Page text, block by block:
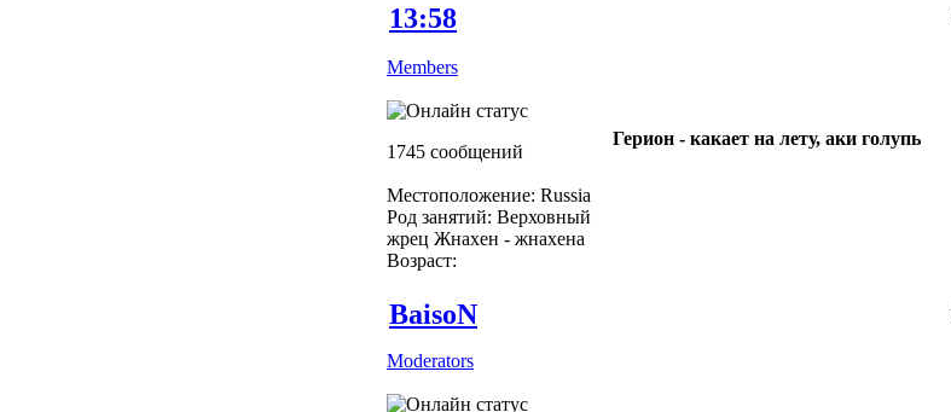
13:58
Members
1745 сообщений
Местоположение: Russia
Род занятий: Верховный
жрец Жнахен - жнахена
Возраст:
Герион - какает на лету, аки голупь
BaisoN
Moderators